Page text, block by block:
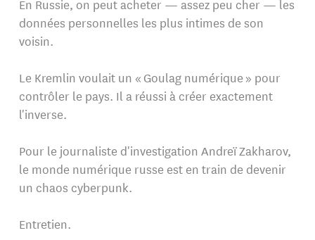
En Russie, on peut acheter — assez peu cher — les
données personnelles les plus intimes de son
voisin.
Le Kremlin voulait un « Goulag numérique » pour
contrôler le pays. Il a réussi à créer exactement
l'inverse.
Pour le journaliste d'investigation Andreï Zakharov,
le monde numérique russe est en train de devenir
un chaos cyberpunk.
Entretien.